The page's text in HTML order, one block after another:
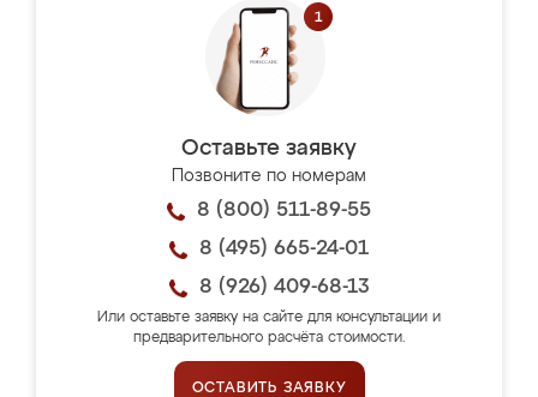
Оставьте заявку
Позвоните по номерам
8 (800) 511-89-55
8 (495) 665-24-01
8 (926) 409-68-13
Или оставьте заявку на сайте для консультации и
предварительного расчёта стоимости.
ОСТАВИТЬ ЗАЯВКУ